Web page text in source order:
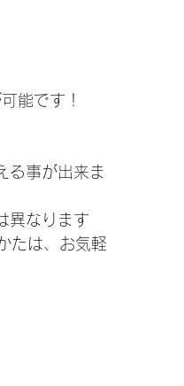
能です！
る事が出来ま
異なります
たは、お気軽